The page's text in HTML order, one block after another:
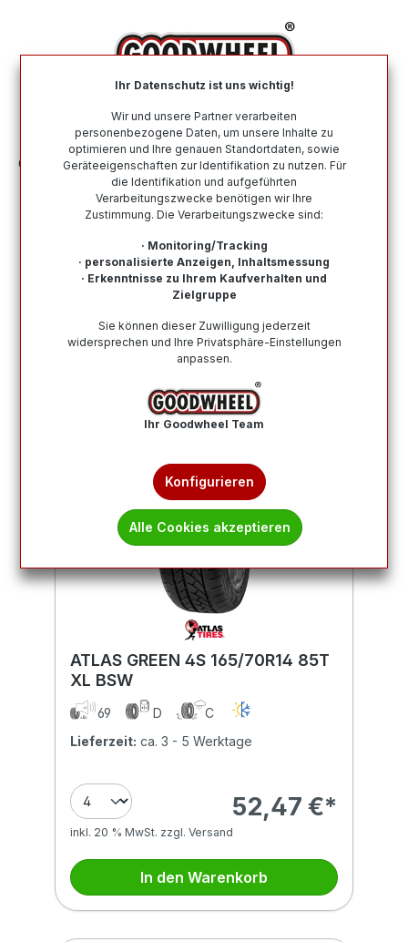
Ganzjahresreifen Nach Geschwindigkeitsindex
Produkte filtern
3 4 5 6
ATLAS GREEN 4S 165/70R14 85T
XL BSW
69 D
C
Lieferzeit: ca. 3 - 5 Werktage
52,47 €*
inkl. 20 % MwSt. zzgl. Versand
In den Warenkorb
Ihr Datenschutz ist uns wichtig!
Wir und unsere Partner verarbeiten
personenbezogene Daten, um unsere Inhalte zu
optimieren und Ihre genauen Standortdaten, sowie
Geräteeigenschaften zur Identifikation zu nutzen. Für
die Identifikation und aufgeführten
Verarbeitungszwecke benötigen wir Ihre
Zustimmung. Die Verarbeitungszwecke sind:
· Monitoring/Tracking
· personalisierte Anzeigen, Inhaltsmessung
· Erkenntnisse zu Ihrem Kaufverhalten und
Zielgruppe
Sie können dieser Zuwilligung jederzeit
widersprechen und Ihre Privatsphäre-Einstellungen
anpassen.
Ihr Goodwheel Team
Konfigurieren
Alle Cookies akzeptieren